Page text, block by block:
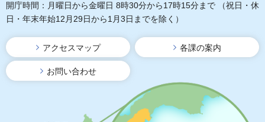
開庁時間：月曜日から金曜日 8時30分から17時15分まで
（祝日・休
日・年末年始12月29日から1月3日までを除く）
アクセスマップ 各課の案内
お問い合わせ